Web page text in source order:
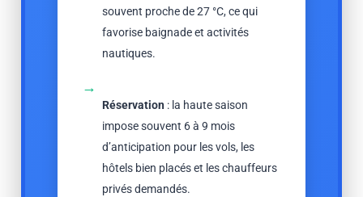
souvent proche de 27 °C, ce qui
favorise baignade et activités
nautiques.
→
Réservation : la haute saison
impose souvent 6 à 9 mois
d’anticipation pour les vols, les
hôtels bien placés et les chauffeurs
privés demandés.